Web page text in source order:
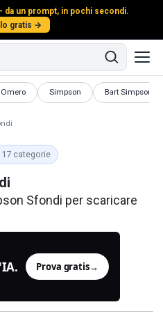
un prompt, in pochi secondi.
gratis →
Omero
Sfondi Simpson
Sfondi Bart Simpson
Sfondi
17 categorie
Sfondi per scaricare
Prova gratis→